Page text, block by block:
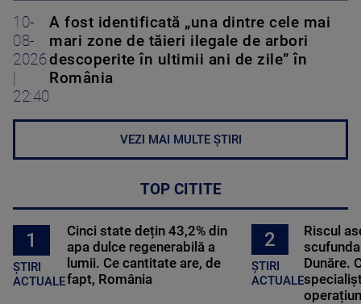
10-
08-
2026
|
22:40
A fost identificată „una dintre cele mai
mari zone de tăieri ilegale de arbori
descoperite în ultimii ani de zile” în
România
VEZI MAI MULTE ȘTIRI
TOP CITITE
1
ȘTIRI
ACTUALE
Cinci state dețin 43,2% din
apa dulce regenerabilă a
lumii. Ce cantitate are, de
fapt, România
2
ȘTIRI
ACTUALE
Riscul
Dunăre.